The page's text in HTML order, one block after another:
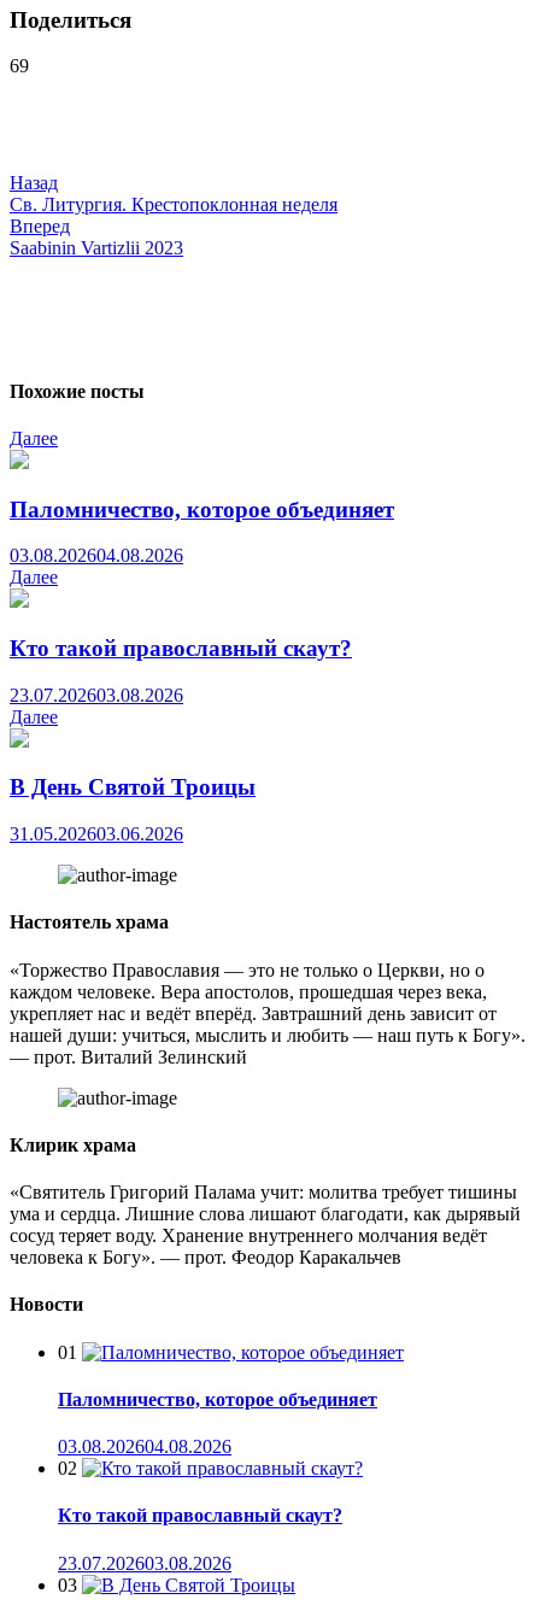
Поделиться
69
Назад
Св. Литургия. Крестопоклонная неделя
Вперед
Saabinin Vartizlii 2023
Похожие посты
Далее
Паломничество, которое объединяет
03.08.202604.08.2026
Далее
Кто такой православный скаут?
23.07.202603.08.2026
Далее
В День Святой Троицы
31.05.202603.06.2026
Настоятель храма
«Торжество Православия — это не только о Церкви, но о
каждом человеке. Вера апостолов, прошедшая через века,
укрепляет нас и ведёт вперёд. Завтрашний день зависит от
нашей души: учиться, мыслить и любить — наш путь к Богу».
— прот. Виталий Зелинский
Клирик храма
«Святитель Григорий Палама учит: молитва требует тишины
ума и сердца. Лишние слова лишают благодати, как дырявый
сосуд теряет воду. Хранение внутреннего молчания ведёт
человека к Богу». — прот. Феодор Каракальчев
Новости
01
Паломничество, которое объединяет
03.08.202604.08.2026
02
Кто такой православный скаут?
23.07.202603.08.2026
03